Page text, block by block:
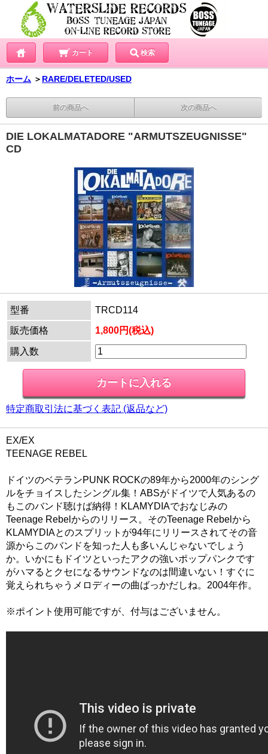
カート 検索
ホーム ＞ RARE/DELETED/USED
前の商品へ 次の商品へ
DIE LOKALMATADORE "ARMUTSZEUGNISSE"
CD
型番
TRCD114
販売価格
1,800円(税込)
購入数
特定商取引法に基づく表記 (返品など)
EX/EX
TEENAGE REBEL
ドイツのベテランPUNK ROCKの89年から2000年のシング
ルをチョイスしたシングル集！ABSがドイツで人気あるの
もこのバンド聴けば納得！KLAMYDIAでおなじみの
Teenage Rebelからのリリース。そのTeenage Rebelから
KLAMYDIAとのスプリットが94年にリリースされてその音
源からこのバンドを知った人も多いんじゃないでしょう
か。いかにもドイツといったアクの強いポップパンクです
がハマるとクセになるサウンドなのは間違いない！すぐに
覚えられちゃうメロディーの曲ばっかだしね。2004年作。
※ポイント使用可能ですが、付与はございません。